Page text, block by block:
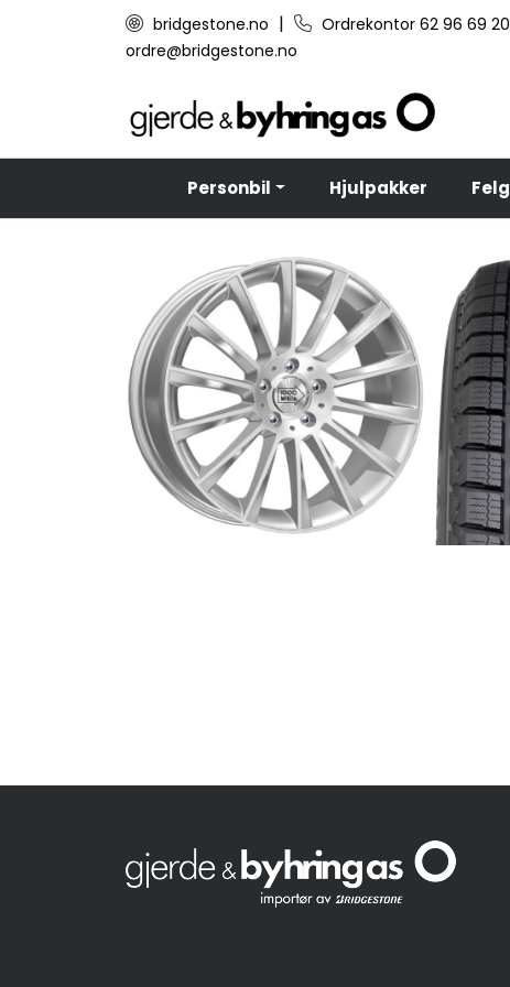
Skip to main contentbridgestone.no | Ordrekontor 62 96 69 20
ordre@bridgestone.no
Personbil Hjulpakker